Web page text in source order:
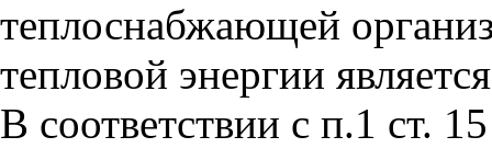
теплоснабжающей
тепловой энергии
В соответствии с п.1 ст.